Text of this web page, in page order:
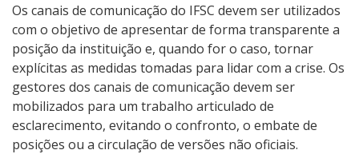
Os canais de comunicação do IFSC devem ser utilizados
com o objetivo de apresentar de forma transparente a
posição da instituição e, quando for o caso, tornar
explícitas as medidas tomadas para lidar com a crise. Os
gestores dos canais de comunicação devem ser
mobilizados para um trabalho articulado de
esclarecimento, evitando o confronto, o embate de
posições ou a circulação de versões não oficiais.